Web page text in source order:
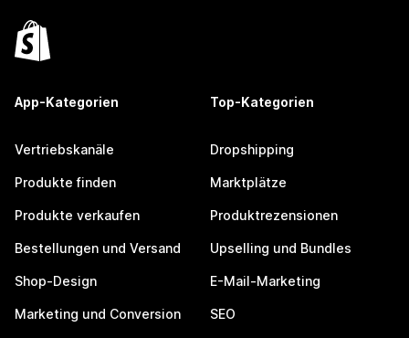
App-Kategorien
Vertriebskanäle
Produkte finden
Produkte verkaufen
Bestellungen und Versand
Shop-Design
Marketing und Conversion
Top-Kategorien
Dropshipping
Marktplätze
Produktrezensionen
Upselling und Bundles
E-Mail-Marketing
SEO